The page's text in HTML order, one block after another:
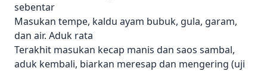
sebentar
Masukan tempe, kaldu ayam bubuk, gula, garam,
dan air. Aduk rata
Terakhit masukan kecap manis dan saos sambal,
aduk kembali, biarkan meresap dan mengering (uji